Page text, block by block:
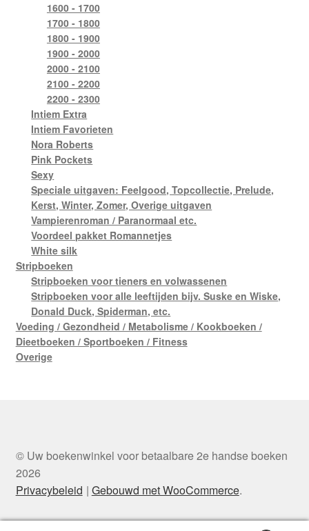
1600 - 1700
1700 - 1800
1800 - 1900
1900 - 2000
2000 - 2100
2100 - 2200
2200 - 2300
Intiem Extra
Intiem Favorieten
Nora Roberts
Pink Pockets
Sexy
Speciale uitgaven: Feelgood, Topcollectie, Prelude,
Kerst, Winter, Zomer, Overige uitgaven
Vampierenroman / Paranormaal etc.
Voordeel pakket Romannetjes
White silk
Stripboeken
Stripboeken voor tieners en volwassenen
Stripboeken voor alle leeftijden bijv. Suske en Wiske,
Donald Duck, Spiderman, etc.
Voeding / Gezondheid / Metabolisme / Kookboeken /
Dieetboeken / Sportboeken / Fitness
Overige
© Uw boekenwinkel voor betaalbare 2e handse boeken
2026
Privacybeleid
Gebouwd met WooCommerce.